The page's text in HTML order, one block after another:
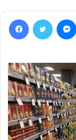
Facebook Twitter